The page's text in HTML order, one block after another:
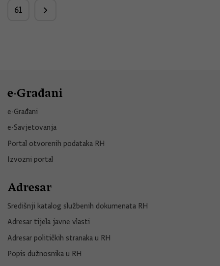
61
e-Građani
e-Građani
e-Savjetovanja
Portal otvorenih podataka RH
Izvozni portal
Adresar
Središnji katalog službenih dokumenata RH
Adresar tijela javne vlasti
Adresar političkih stranaka u RH
Popis dužnosnika u RH